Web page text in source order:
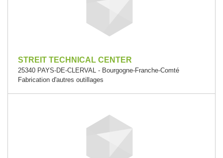
STREIT TECHNICAL CENTER
25340 PAYS-DE-CLERVAL - Bourgogne-Franche-Comté
Fabrication d'autres outillages